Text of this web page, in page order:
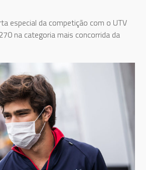
especial da competição com o UTV
na categoria mais concorrida da